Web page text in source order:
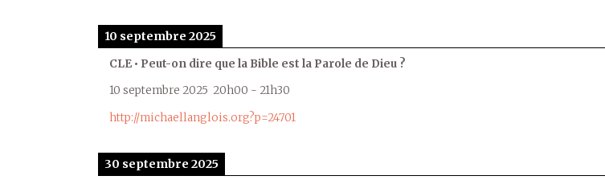
10 septembre 2025
CLE • Peut-on dire que la Bible est la Parole de Dieu ?
10 septembre 2025 20h00 - 21h30
http://michaellanglois.org?p=24701
30 septembre 2025